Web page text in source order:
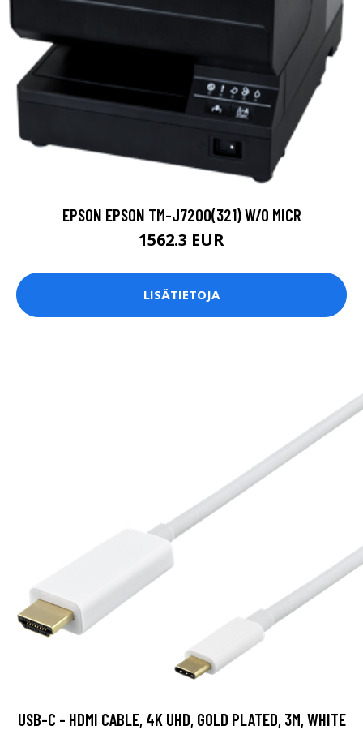
EPSON EPSON TM-J7200(321) W/O MICR
1562.3 EUR
LISÄTIETOJA
USB-C - HDMI CABLE, 4K UHD, GOLD PLATED, 3M, WHITE